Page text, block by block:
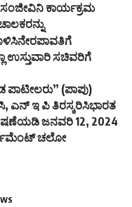
ಸಂಜೀವಿನಿ ಕಾರ್ಯಕ್ರಮ
ಉಸ್ತುವಾರಿ ಸಚಿವರಿಗೆ
ಪಾಟೀಲರು” (ಪಾಪು)
ಎನ್ ಇ ಪಿ ತಿರಸ್ಕರಿಸಿಭಾರತ
ಜನವರಿ 12, 2024
ಚಲೋ